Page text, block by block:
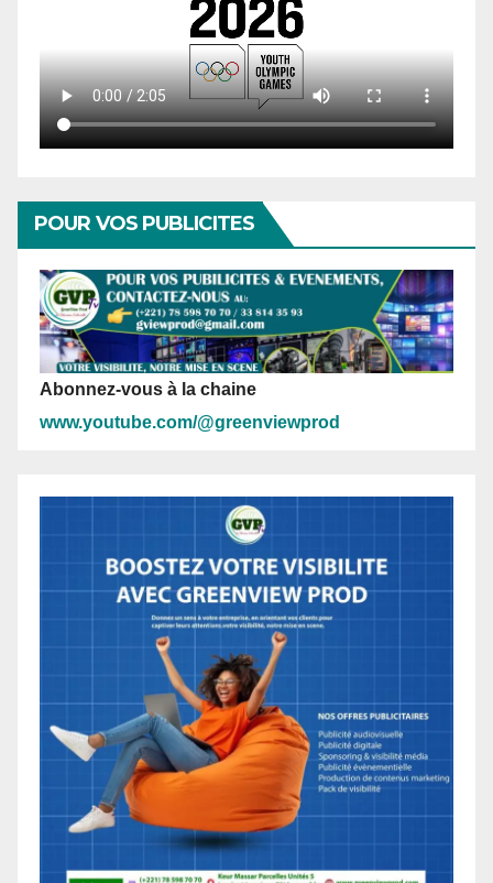
POUR VOS PUBLICITES
Abonnez-vous à la chaine
www.youtube.com/@greenviewprod